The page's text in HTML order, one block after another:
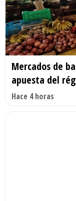
Mercados de
apuesta del
Hace 4 horas